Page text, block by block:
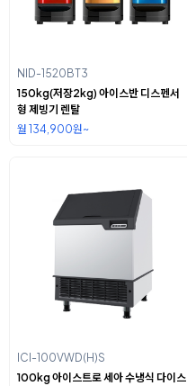
NID-1520BT3
150kg(저장2kg) 아이스반 디스펜서
형 제빙기 렌탈
월 134,900원~
ICI-100VWD(H)S
100kg 아이스트로 세아 수냉식 다이스